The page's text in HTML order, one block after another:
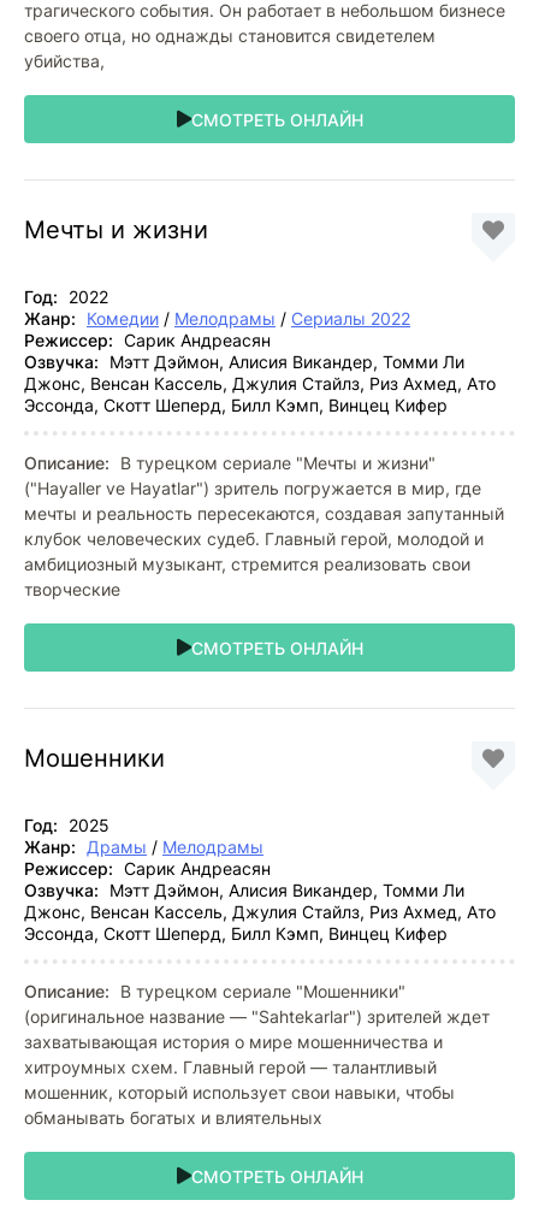
трагического события. Он работает в небольшом бизнесе
своего отца, но однажды становится свидетелем
убийства,
СМОТРЕТЬ ОНЛАЙН
Мечты и жизни
Год:
2022
Жанр:
Комедии / Мелодрамы / Сериалы 2022
Режиссер: Сарик Андреасян
Озвучка:
Мэтт Дэймон, Алисия Викандер, Томми Ли
Джонс, Венсан Кассель, Джулия Стайлз, Риз Ахмед, Ато
Эссонда, Скотт Шеперд, Билл Кэмп, Винцец Кифер
Описание:
В турецком сериале "Мечты и жизни"
("Hayaller ve Hayatlar") зритель погружается в мир, где
мечты и реальность пересекаются, создавая запутанный
клубок человеческих судеб. Главный герой, молодой и
амбициозный музыкант, стремится реализовать свои
творческие
СМОТРЕТЬ ОНЛАЙН
Мошенники
Год:
2025
Жанр:
Драмы / Мелодрамы
Режиссер: Сарик Андреасян
Озвучка:
Мэтт Дэймон, Алисия Викандер, Томми Ли
Джонс, Венсан Кассель, Джулия Стайлз, Риз Ахмед, Ато
Эссонда, Скотт Шеперд, Билл Кэмп, Винцец Кифер
Описание:
В турецком сериале "Мошенники"
(оригинальное название — "Sahtekarlar") зрителей ждет
захватывающая история о мире мошенничества и
хитроумных схем. Главный герой — талантливый
мошенник, который использует свои навыки, чтобы
обманывать богатых и влиятельных
СМОТРЕТЬ ОНЛАЙН